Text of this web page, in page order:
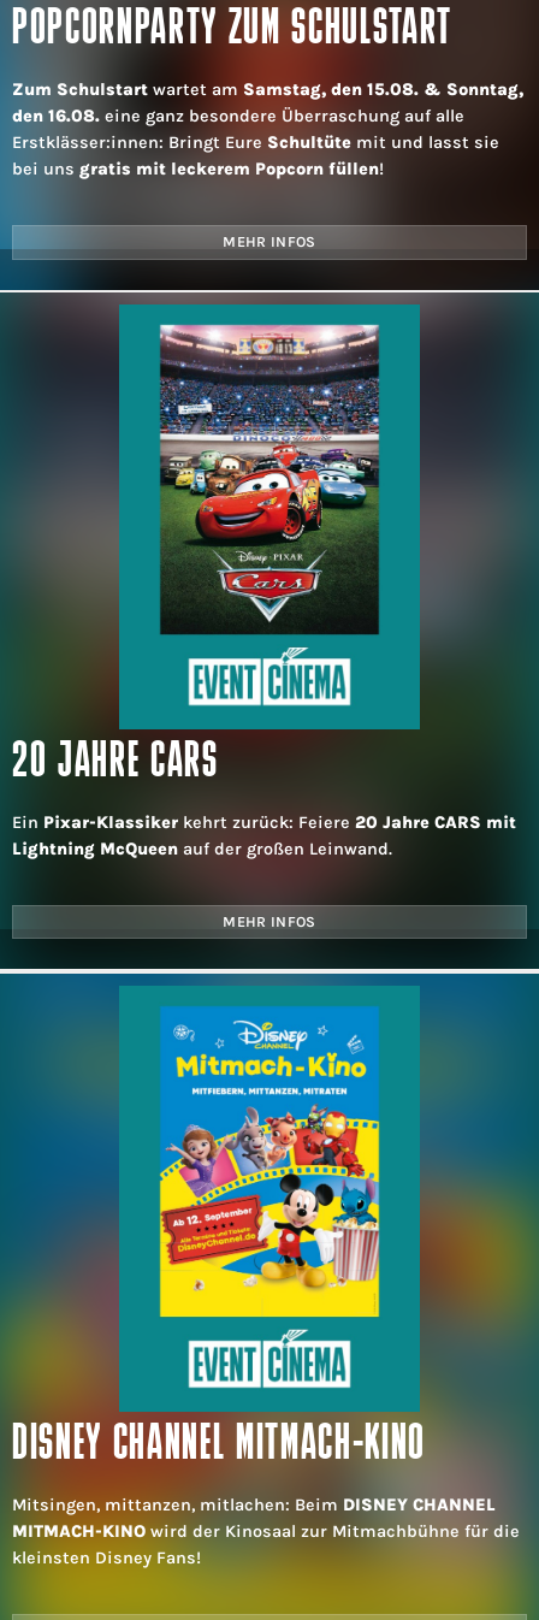
POPCORNPARTY ZUM SCHULSTART
Zum Schulstart wartet am Samstag, den 15.08. & Sonntag,
den 16.08. eine ganz besondere Überraschung auf alle
Erstklässer:innen: Bringt Eure Schultüte mit und lasst sie
bei uns gratis mit leckerem Popcorn füllen!
MEHR INFOS
20 JAHRE CARS
Ein Pixar-Klassiker kehrt zurück: Feiere 20 Jahre CARS mit
Lightning McQueen auf der großen Leinwand.
MEHR INFOS
DISNEY CHANNEL MITMACH-KINO
Mitsingen, mittanzen, mitlachen: Beim DISNEY CHANNEL
MITMACH-KINO wird der Kinosaal zur Mitmachbühne für die
kleinsten Disney Fans!